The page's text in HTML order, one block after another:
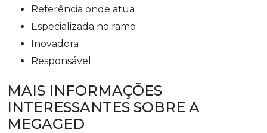
referência onde atua
especializada no ramo
inovadora
responsável
MAIS INFORMAÇÕES
INTERESSANTES SOBRE A
MEGAGED